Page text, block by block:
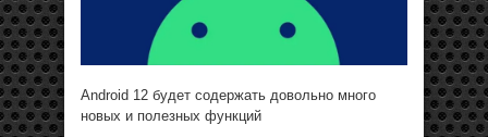
Android 12 будет содержать довольно много
новых и полезных функций